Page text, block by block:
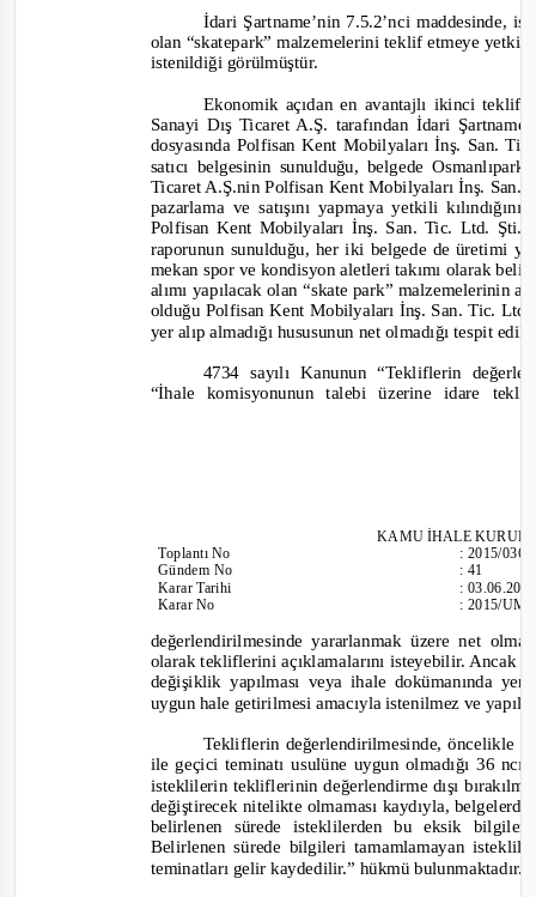
İdari Şartname’nin 7.5.2’nci maddesinde,
olan “skatepark” malzemelerini teklif etmeye
istenildiği görülmüştür.
Ekonomik açıdan en avantajlı ikinci
Sanayi Dış Ticaret A.Ş. tarafından İdari
dosyasında Polfisan Kent Mobilyaları İnş. San.
satıcı belgesinin sunulduğu, belgede
Ticaret A.Ş.nin Polfisan Kent Mobilyaları İnş.
pazarlama ve satışını yapmaya yetkili
Polfisan Kent Mobilyaları İnş. San. Tic. Ltd.
raporunun sunulduğu, her iki belgede de üretimi
mekan spor ve kondisyon aletleri takımı olarak
alımı yapılacak olan “skate park” malzemelerinin
olduğu Polfisan Kent Mobilyaları İnş. San. Tic. Ltd.
yer alıp almadığı hususunun net olmadığı tespit
4734 sayılı Kanunun “Tekliflerin
“İhale komisyonunun talebi üzerine idare
KAMU İHALE
ToplantıNo
Gündem No
Karar Tarihi
Karar No
:2015/036
:41
:
:2015/
değerlendirilmesinde yararlanmak üzere net
olarak tekliflerini açıklamalarını isteyebilir. Ancak
değişiklik yapılması veya ihale dokümanında
uygun hale getirilmesi amacıyla istenilmez ve
Tekliflerin değerlendirilmesinde, öncelikle
ile geçici teminatı usulüne uygun olmadığı 36
isteklilerin tekliflerinin değerlendirme dışı
değiştirecek nitelikte olmaması kaydıyla,
belirlenen sürede isteklilerden bu eksik
Belirlenen sürede bilgileri tamamlamayan
teminatları gelir kaydedilir.” hükmü bulunmaktadır.